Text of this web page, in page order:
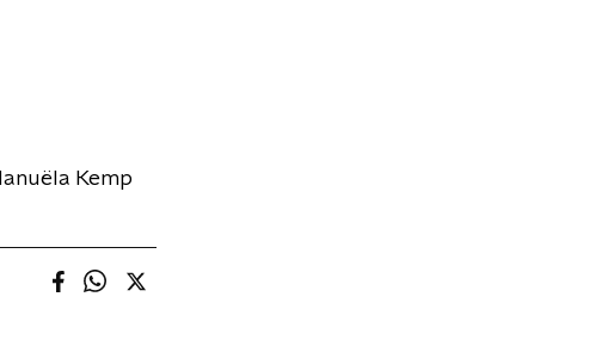
Kemp